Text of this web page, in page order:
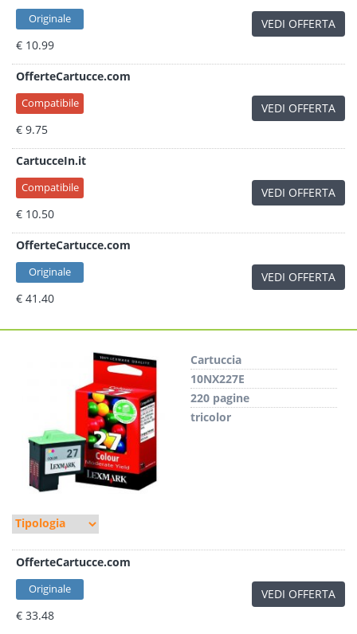
Originale
€ 10.99
VEDI OFFERTA
OfferteCartucce.com
Compatibile
€ 9.75
VEDI OFFERTA
CartucceIn.it
Compatibile
€ 10.50
VEDI OFFERTA
OfferteCartucce.com
Originale
€ 41.40
VEDI OFFERTA
Cartuccia
10NX227E
220 pagine
tricolor
OfferteCartucce.com
Originale
€ 33.48
VEDI OFFERTA